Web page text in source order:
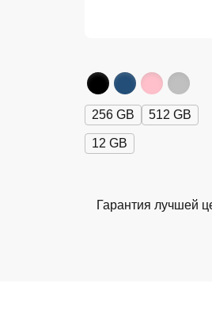
256 GB 512 GB
12 GB
Гарантия лучшей